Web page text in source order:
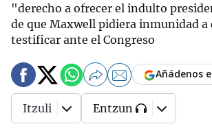
"derecho a ofrecer el indulto
de que Maxwell pidiera inmunidad a
testificar ante el Congreso
Añádenos
Itzuli Entzun